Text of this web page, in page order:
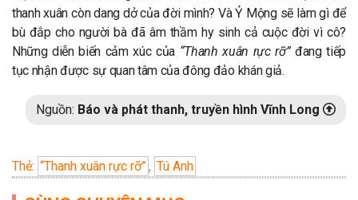
thanh xuân còn dang dở của đời mình? Và Ỷ Mộng sẽ làm gì để
bù đắp cho người bà đã âm thầm hy sinh cả cuộc đời vì cô?
Những diễn biến cảm xúc của “Thanh xuân rực rỡ”đang tiếp
tục nhận được sự quan tâm của đông đảo khán giả.
Nguồn: Báo và phát thanh, truyền hình Vĩnh Long
Thẻ: “Thanh xuân rực rỡ”, Tú Anh